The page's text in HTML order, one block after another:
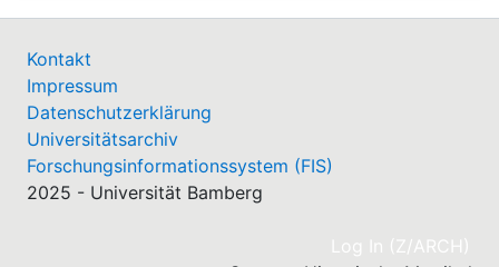
Kontakt
Impressum
Datenschutzerklärung
Universitätsarchiv
Forschungsinformationssystem (FIS)
2025 - Universität Bamberg
Log In (Z/ARCH)